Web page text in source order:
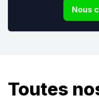
Nous
Toutes